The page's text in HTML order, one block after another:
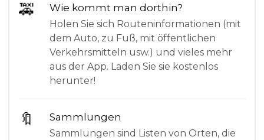
🚕 Wie kommt man dorthin?
Holen Sie sich Routeninformationen (mit
dem Auto, zu Fuß, mit öffentlichen
Verkehrsmitteln usw.) und vieles mehr
aus der App. Laden Sie sie kostenlos
herunter!
🔖 Sammlungen
Sammlungen sind Listen von Orten, die